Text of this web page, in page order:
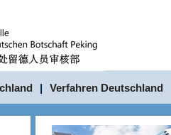
| Verfahren Deutschland